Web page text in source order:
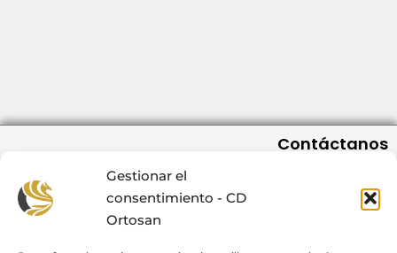
Gestionar el
consentimiento - CD
Ortosan
Contáctanos
info@cdortosan.com
91 404 56 59 / +34 607 576 667
L-J de 08:00 a 19:00, V de 08:00 a 18:00